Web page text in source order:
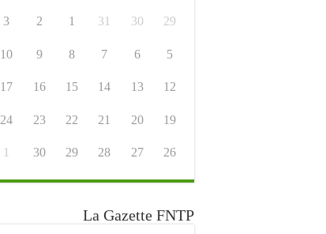
29
30
31
1
2
3
5
6
7
8
9
10
12
13
14
15
16
17
19
20
21
22
23
24
26
27
28
29
30
1
La Gazette FNTP